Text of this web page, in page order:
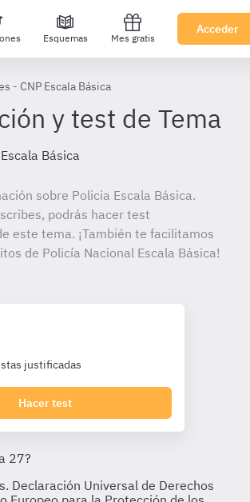
Esquemas Mes gratis
Acceder
- CNP Escala Básica
y test de Tema
Básica
sobre Policia Escala Básica.
podrás hacer test
este tema. ¡También te facilitamos
de Policía Nacional Escala Básica!
justificadas
Hacer test